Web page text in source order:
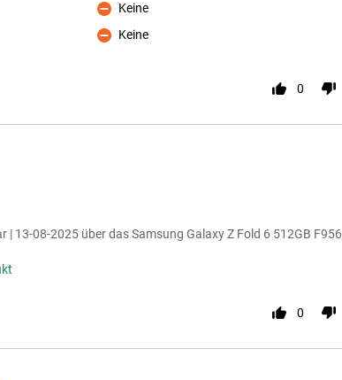
Kontra
Keine
Kontra
Keine
0
| 13-08-2025 über das Samsung Galaxy Z Fold 6 512GB F956
0